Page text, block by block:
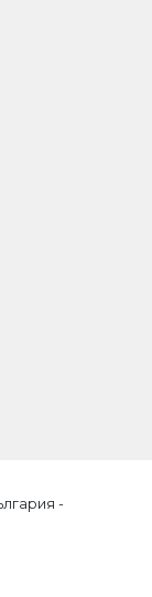
-